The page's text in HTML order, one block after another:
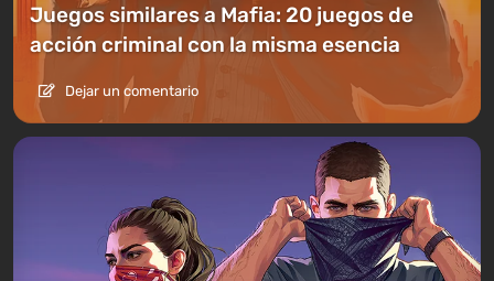
Juegos similares a Mafia: 20 juegos de
acción criminal con la misma esencia
Dejar un comentario